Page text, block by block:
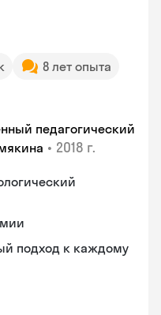
8 лет опыта
педагогический
• 2018 г.
подход к каждому